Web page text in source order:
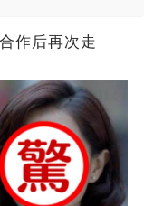
作后再次走